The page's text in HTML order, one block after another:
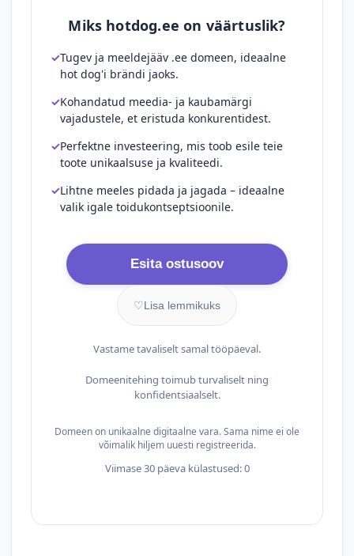
Miks hotdog.ee on väärtuslik?
Tugev ja meeldejääv .ee domeen, ideaalne
hot dog'i brändi jaoks.
Kohandatud meedia- ja kaubamärgi
vajadustele, et eristuda konkurentidest.
Perfektne investeering, mis toob esile teie
toote unikaalsuse ja kvaliteedi.
Lihtne meeles pidada ja jagada – ideaalne
valik igale toidukontseptsioonile.
Esita ostusoov
♡Lisa lemmikuks
Vastame tavaliselt samal tööpäeval.
Domeenitehing toimub turvaliselt ning
konfidentsiaalselt.
Domeen on unikaalne digitaalne vara. Sama nime ei ole
võimalik hiljem uuesti registreerida.
Viimase 30 päeva külastused: 0